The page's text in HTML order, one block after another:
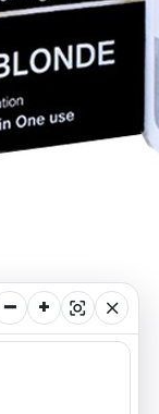
− + center_focus_strong close